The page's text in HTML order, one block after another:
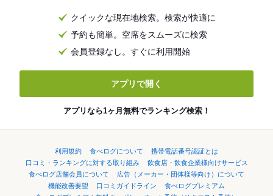
クイックな現在地検索。検索が快適に
予約も簡単。空席をスムーズに検索
会員登録なし。すぐに利用開始
アプリで開く
アプリなら1ヶ月無料でランキング検索！
利用規約 食べログについて
携帯電話番号認証とは
口コミ・ランキングに対する取り組み
飲食店・飲食企業様向けサービス
食べログ店舗会員について
広告（メーカー・団体様等向け）について
機能改善要望
口コミガイドライン
食べログプレミアム